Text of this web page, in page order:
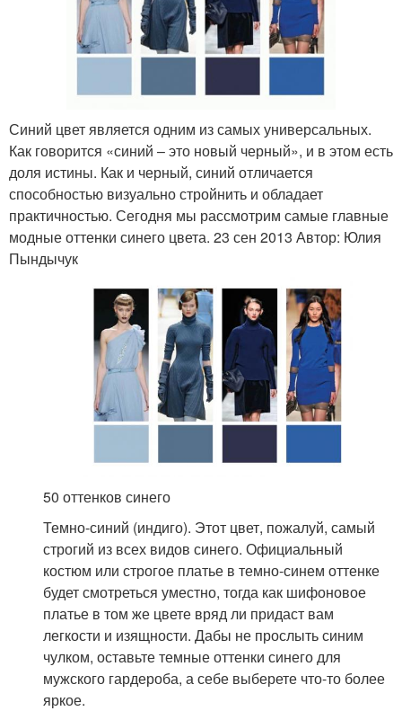
Синий цвет является одним из самых универсальных.
Как говорится «синий – это новый черный», и в этом есть
доля истины. Как и черный, синий отличается
способностью визуально стройнить и обладает
практичностью. Сегодня мы рассмотрим самые главные
модные оттенки синего цвета. 23 сен 2013 Автор: Юлия
Пындычук
50 оттенков синего
Темно-синий (индиго). Этот цвет, пожалуй, самый
строгий из всех видов синего. Официальный
костюм или строгое платье в темно-синем оттенке
будет смотреться уместно, тогда как шифоновое
платье в том же цвете вряд ли придаст вам
легкости и изящности. Дабы не прослыть синим
чулком, оставьте темные оттенки синего для
мужского гардероба, а себе выберете что-то более
яркое.